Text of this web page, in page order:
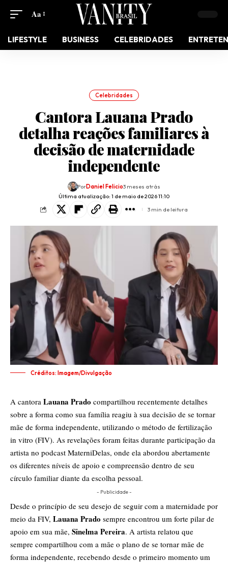
Aa
LIFESTYLE BUSINESS CELEBRIDADES
Celebridades
Cantora Lauana Prado
detalha reações familiares à
decisão de maternidade
independente
Última atualização: 1 de maio de 2026 11:10
PorDaniel Felicio3 meses atrás
3 min de leitura
Créditos: Imagem/Divulgação
A cantora Lauana Prado compartilhou recentemente detalhes
sobre a forma como sua família reagiu à sua decisão de se tornar
mãe de forma independente, utilizando o método de fertilização
in vitro (FIV). As revelações foram feitas durante participação da
artista no podcast MaterniDelas, onde ela abordou abertamente
os diferentes níveis de apoio e compreensão dentro de seu
círculo familiar diante da escolha pessoal.
- Publicidade -
Desde o princípio de seu desejo de seguir com a maternidade por
meio da FIV, Lauana Prado sempre encontrou um forte pilar de
apoio em sua mãe, Sinelma Pereira. A artista relatou que
sempre compartilhou com a mãe o plano de se tornar mãe de
forma independente, recebendo desde o primeiro momento um